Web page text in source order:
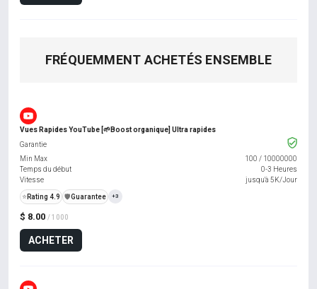
FRÉQUEMMENT ACHETÉS ENSEMBLE
Vues Rapides YouTube [🌱Boost organique] Ultra rapides
$ 8.00 / 1000
ACHETER
Garantie
Min Max
100 / 10000000
Temps du début
0-3 Heures
Vitesse
jusqu'à 5K/Jour
⭐ Rating 4.9 ️🛡️Guarantee +3